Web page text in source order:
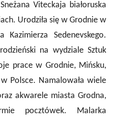
Viteckaja białoruska
Urodziła się w Grodnie w
Sedenevskego.
na wydziale Sztuk
prace w Grodnie, Mińsku,
Polsce. Namalowała wiele
akwarele miasta Grodna,
pocztówek. Malarka